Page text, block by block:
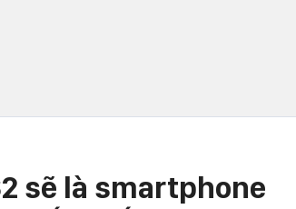
sẽ là smartphone